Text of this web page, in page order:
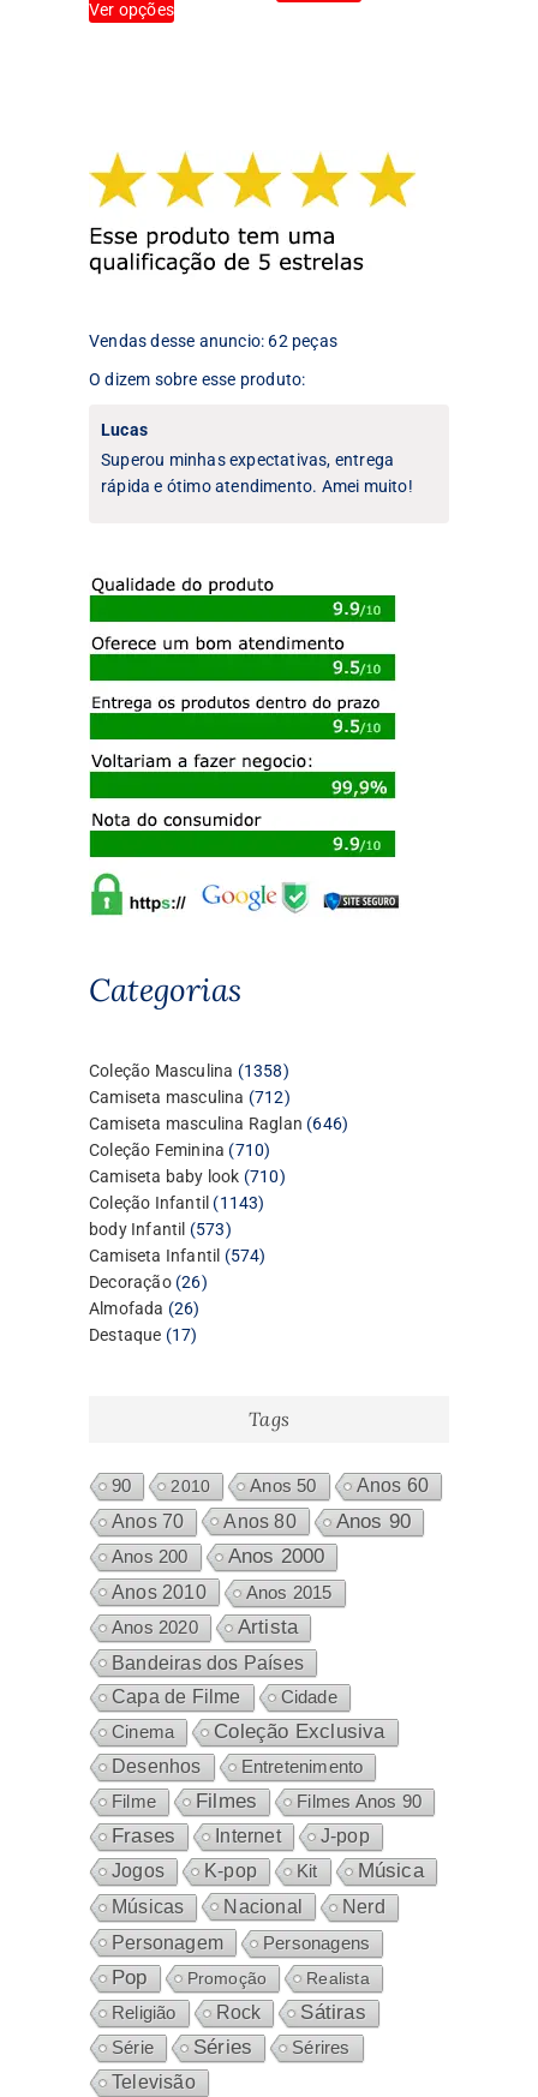
Ver opçõesproduto
opções
podem
ser
escolhidas
na
produto
podem
ser
escolhidas
página
Vendas desse anuncio: 62 peças
O dizem sobre esse produto:
Lucas
Superou minhas expectativas, entrega
rápida e ótimo atendimento. Amei muito!
Categorias
Coleção Masculina 13581358
produtos
Camiseta masculina 712712
produtos
Camiseta masculina Raglan 646646
Coleção Feminina 710710
produtos
Camiseta baby look 710710
Coleção Infantil 11431143
body Infantil 573573
produtos
Camiseta Infantil 574574
Decoração 2626
Almofada 2626
produtos
Destaque 1717
Tags
90 2010 Anos 50
Anos 60
Anos 70
Anos 80 Anos 90
Anos 200 Anos 2000
Anos 2010 Anos 2015
Anos 2020 Artista
Bandeiras dos Países
Capa de Filme
Cidade
Cinema
Coleção Exclusiva
Desenhos
Entretenimento
Filme
Filmes Filmes Anos 90
Frases Internet
J-pop
Jogos
K-pop Kit Música
Músicas Nacional Nerd
Personagem Personagens
Pop Promoção
Realista
Religião
Rock Sátiras
Série Séries
Sérires
Televisão